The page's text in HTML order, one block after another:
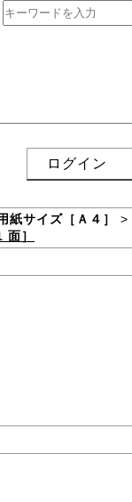
ログイン
紙サイズ［Ａ４］ >
］